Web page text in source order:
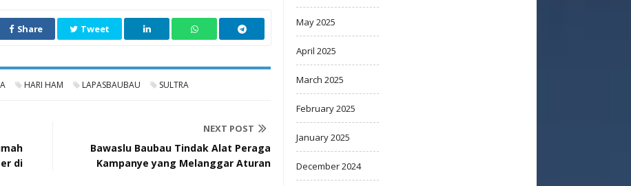
Share Tweet
HARI HAM LAPASBAUBAU SULTRA
di
NEXT POST
Bawaslu Baubau Tindak Alat Peraga
Kampanye yang Melanggar Aturan
May 2025
April 2025
March 2025
February 2025
January 2025
December 2024